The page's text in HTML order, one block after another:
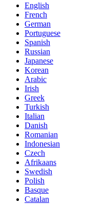
English
French
German
Portuguese
Spanish
Russian
Japanese
Korean
Arabic
Irish
Greek
Turkish
Italian
Danish
Romanian
Indonesian
Czech
Afrikaans
Swedish
Polish
Basque
Catalan